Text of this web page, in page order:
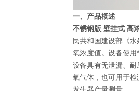
一、产品概述
不锈钢版 壁挂式 高
民共和国建设部《
氧浓度值。设备使
设备具有无泄漏、
氧气体，也可用于